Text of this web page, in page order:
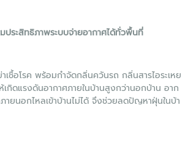
ประสิทธิภาพระบบจ่ายอากาศได้ทั่วพื้นที่
เชื้อโรค พร้อมกำจัดกลิ่นควันรถ กลิ่นสารไอระเหย
กิดแรงดันอากาศภายในบ้านสูงกว่านอกบ้าน อาก
ยนอกไหลเข้าบ้านไม่ได้ จึงช่วยลดปัญหาฝุ่นในบ้า